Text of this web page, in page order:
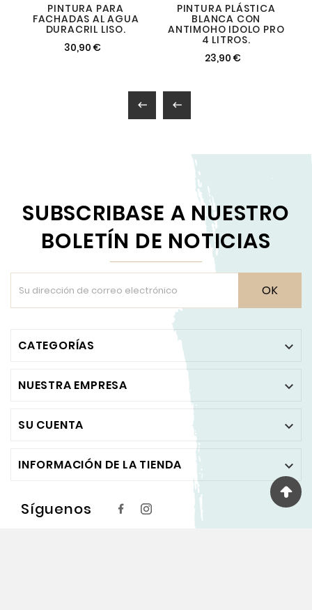
PINTURA PARA
FACHADAS AL AGUA
DURACRIL LISO.
30,90 €
PINTURA PLÁSTICA
BLANCA CON
ANTIMOHO IDOLO PRO
4 LITROS.
23,90 €
 
SUBSCRIBASE A NUESTRO
BOLETÍN DE NOTICIAS
OK
CATEGORÍAS 
NUESTRA EMPRESA 
SU CUENTA 
INFORMACIÓN DE LA TIENDA 
Síguenos